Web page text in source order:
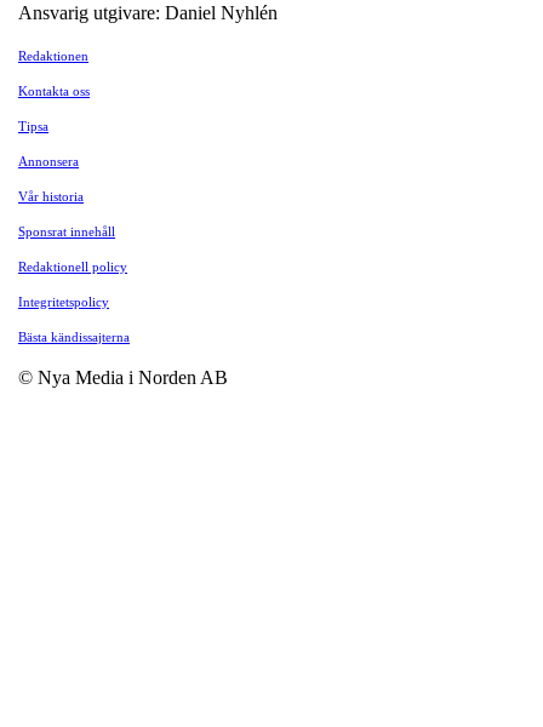
Ansvarig utgivare: Daniel Nyhlén
Redaktionen
Kontakta oss
Tipsa
Annonsera
Vår historia
Sponsrat innehåll
Redaktionell policy
Integritetspolicy
Bästa kändissajterna
© Nya Media i Norden AB